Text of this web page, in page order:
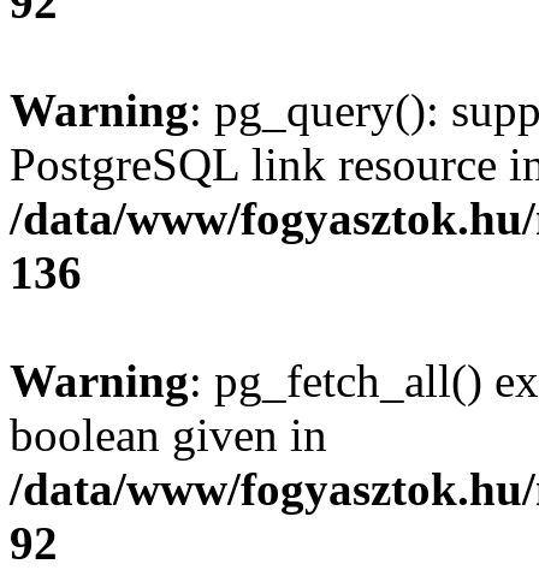
Warning: pg_query():
PostgreSQL link resource
/data/www/
136
Warning: pg_fetch_all()
boolean given in
/data/www/
92